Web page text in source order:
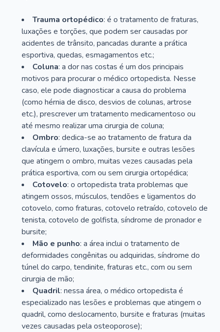
Trauma ortopédico: é o tratamento de fraturas,
luxações e torções, que podem ser causadas por
acidentes de trânsito, pancadas durante a prática
esportiva, quedas, esmagamentos etc.;
Coluna: a dor nas costas é um dos principais
motivos para procurar o médico ortopedista. Nesse
caso, ele pode diagnosticar a causa do problema
(como hérnia de disco, desvios de colunas, artrose
etc.), prescrever um tratamento medicamentoso ou
até mesmo realizar uma cirurgia de coluna;
Ombro: dedica-se ao tratamento de fratura da
clavícula e úmero, luxações, bursite e outras lesões
que atingem o ombro, muitas vezes causadas pela
prática esportiva, com ou sem cirurgia ortopédica;
Cotovelo: o ortopedista trata problemas que
atingem ossos, músculos, tendões e ligamentos do
cotovelo, como fraturas, cotovelo retraído, cotovelo de
tenista, cotovelo de golfista, síndrome de pronador e
bursite;
Mão e punho: a área inclui o tratamento de
deformidades congênitas ou adquiridas, síndrome do
túnel do carpo, tendinite, fraturas etc., com ou sem
cirurgia de mão;
Quadril: nessa área, o médico ortopedista é
especializado nas lesões e problemas que atingem o
quadril, como deslocamento, bursite e fraturas (muitas
vezes causadas pela osteoporose);